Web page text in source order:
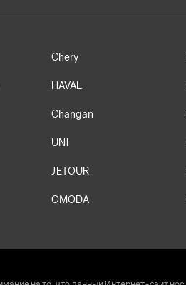
Chery
HAVAL
Changan
UNI
JETOUR
OMODA